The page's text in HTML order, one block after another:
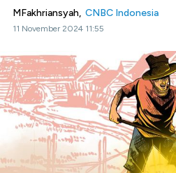
MFakhriansyah, CNBC Indonesia
11 November 2024 11:55